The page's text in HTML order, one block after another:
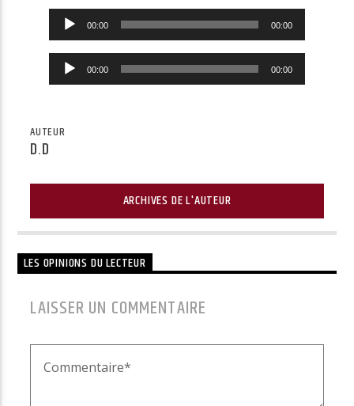
Lecteur
audio
00:00 00:00
Lecteur
audio
00:00 00:00
AUTEUR
D.D
ARCHIVES DE L'AUTEUR
LES OPINIONS DU LECTEUR
LAISSER UN COMMENTAIRE